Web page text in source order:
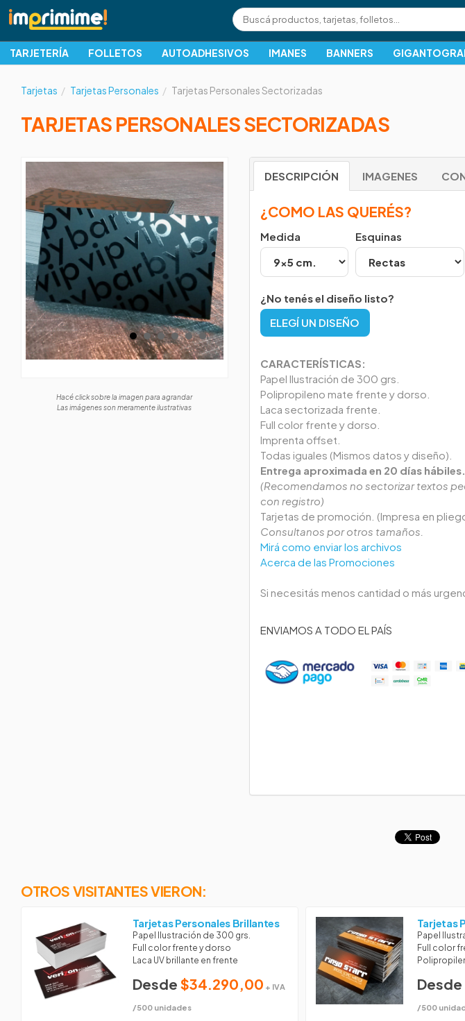
TARJETERÍA FOLLETOS AUTOADHESIVOS IMANES BANNERS
Tarjetas Tarjetas Personales Tarjetas Personales Sectorizadas
TARJETAS PERSONALES SECTORIZADAS
Hacé click sobre la imagen para agrandar
Las imágenes son meramente ilustrativas
DESCRIPCIÓN IMAGENES
¿COMO LAS QUERÉS?
Medida Esquinas
¿No tenés el diseño listo?
ELEGÍ UN DISEÑO
CARACTERÍSTICAS:
Papel Ilustración de 300 grs.
Polipropileno mate frente y dorso.
Laca sectorizada frente.
Full color frente y dorso.
Imprenta offset.
Todas iguales (Mismos datos y diseño).
Entrega aproximada en 20 días hábiles.
(Recomendamos no sectorizar textos
con registro)
Tarjetas de promoción. (Impresa en
Consultanos por otros tamaños.
Mirá como enviar los archivos
Acerca de las Promociones
Si necesitás menos cantidad o más
ENVIAMOS A TODO EL PAÍS
OTROS VISITANTES VIERON:
Tarjetas Personales Brillantes
Papel Ilustración de 300 grs.
Full color frente y dorso
Laca UV brillante en frente
Desde $34.290,00 + IVA
/500 unidades
Tarjetas
Papel
Full color
Desde
/500